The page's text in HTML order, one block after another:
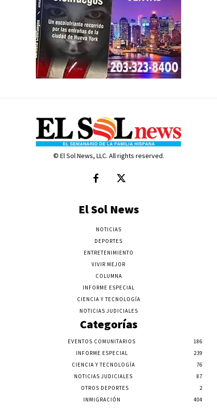
© El Sol News, LLC. All rights reserved.
El Sol News
NOTICIAS
DEPORTES
ENTRETENIMIENTO
VIVIR MEJOR
COLUMNA
INFORME ESPECIAL
CIENCIA Y TECNOLOGÍA
NOTICIAS JUDICIALES
Categorías
EVENTOS COMUNITARIOS
186
INFORME ESPECIAL
239
CIENCIA Y TECNOLOGÍA
76
NOTICIAS JUDICIALES
87
OTROS DEPORTES
2
INMIGRACIÓN
404